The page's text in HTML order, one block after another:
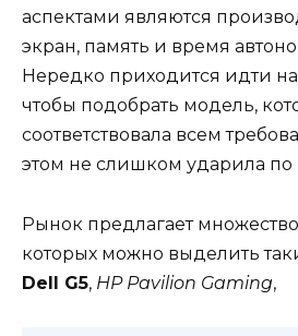
аспектами являются
экран, память и время
Нередко приходится идти
чтобы подобрать модель,
соответствовала всем
этом не слишком ударила по
Рынок предлагает
которых можно выделить
Dell G5, HP Pavilion Gaming,